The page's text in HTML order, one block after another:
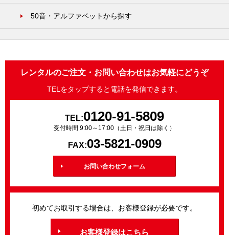
50音・アルファベットから探す
レンタルのご注文・お問い合わせはお気軽にどうぞ
TELをタップすると電話を発信できます。
TEL:0120-91-5809
受付時間 9:00～17:00（土日・祝日は除く）
FAX:03-5821-0909
お問い合わせフォーム
初めてお取引する場合は、お客様登録が必要です。
お客様登録はこちら